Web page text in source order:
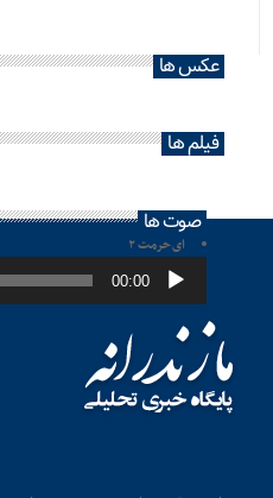
عکس ها
فیلم ها
صوت ها
ای حرمت ۲
پخش‌کننده
صوت 00:00